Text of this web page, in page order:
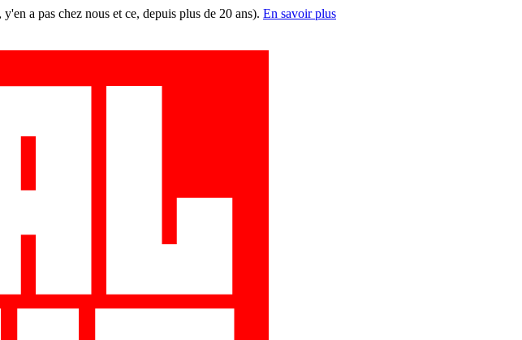
a pas chez nous et ce, depuis plus de 20 ans). En savoir plus